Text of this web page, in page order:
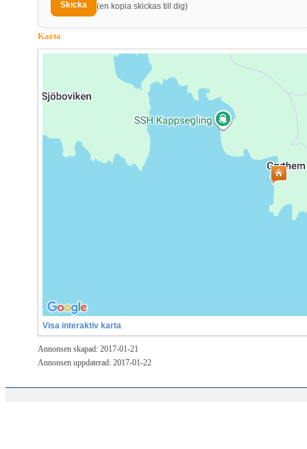
(en kopia skickas till dig)
Karta
Visa interaktiv karta
Annonsen skapad: 2017-01-21
Annonsen uppdaterad: 2017-01-22